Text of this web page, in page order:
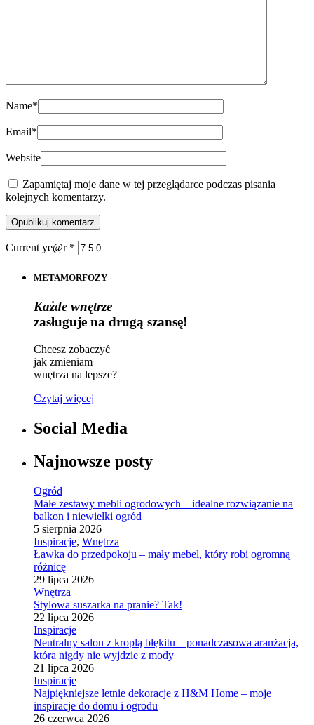
Name*
Email*
Website
Zapamiętaj moje dane w tej przeglądarce podczas pisania
kolejnych komentarzy.
Current ye@r *
METAMORFOZY
Każde wnętrze
zasługuje na drugą szansę!
Chcesz zobaczyć
jak zmieniam
wnętrza na lepsze?
Czytaj więcej
Social Media
Najnowsze posty
Ogród
Małe zestawy mebli ogrodowych – idealne rozwiązanie na
balkon i niewielki ogród
5 sierpnia 2026
Inspiracje, Wnętrza
Ławka do przedpokoju – mały mebel, który robi ogromną
różnicę
29 lipca 2026
Wnętrza
Stylowa suszarka na pranie? Tak!
22 lipca 2026
Inspiracje
Neutralny salon z kroplą błękitu – ponadczasowa aranżacja,
która nigdy nie wyjdzie z mody
21 lipca 2026
Inspiracje
Najpiękniejsze letnie dekoracje z H&M Home – moje
inspiracje do domu i ogrodu
26 czerwca 2026